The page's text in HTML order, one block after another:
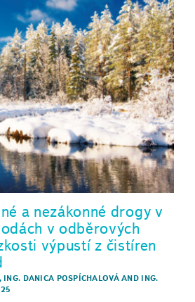
a nezákonné drogy v
v odběrových
výpustí z čistíren
, ING. DANICA POSPÍCHALOVÁAND ING.